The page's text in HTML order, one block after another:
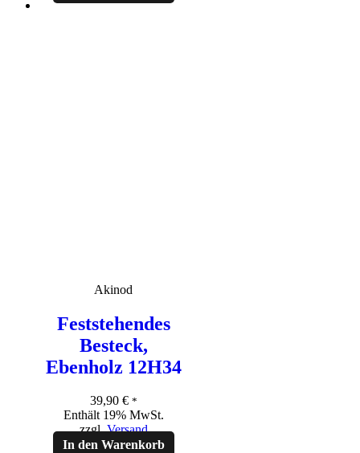
Akinod
Feststehendes
Besteck,
Ebenholz 12H34
39,90 € *
Enthält 19% MwSt.
zzgl.Versand
In den Warenkorb